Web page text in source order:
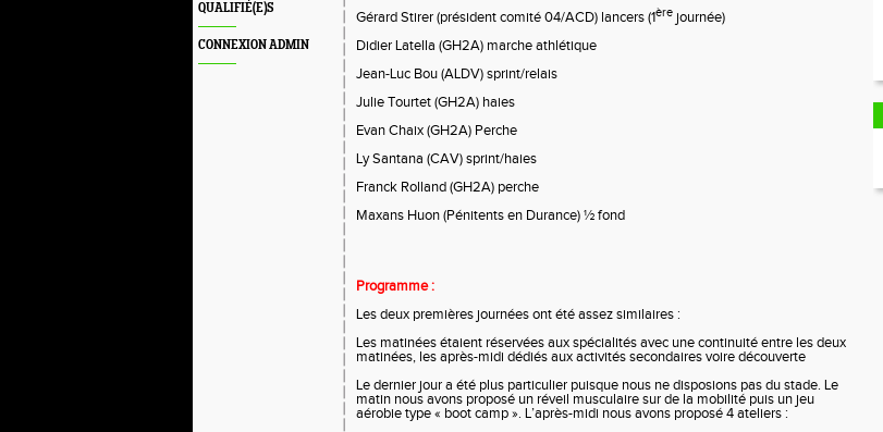
QUALIFIÉ(E)S
CONNEXION ADMIN
Gérard Stirer (président comité 04/ACD) lancers (1ère journée)
Didier Latella (GH2A) marche athlétique
Jean-Luc Bou (ALDV) sprint/relais
Julie Tourtet (GH2A) haies
Evan Chaix (GH2A) Perche
Ly Santana (CAV) sprint/haies
Franck Rolland (GH2A) perche
Maxans Huon (Pénitents en Durance) ½ fond
Programme :
Les deux premières journées ont été assez similaires :
Les matinées étaient réservées aux spécialités avec une continuité entre les deux
matinées, les après-midi dédiés aux activités secondaires voire découverte
Le dernier jour a été plus particulier puisque nous ne disposions pas du stade. Le
matin nous avons proposé un réveil musculaire sur de la mobilité puis un jeu
aérobie type « boot camp ». L’après-midi nous avons proposé 4 ateliers :